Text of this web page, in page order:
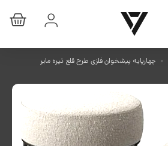
چهارپایه پیشخوان فلزی طرح قلع تیره مایر